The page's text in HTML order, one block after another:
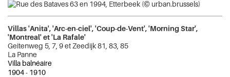
Villas 'Anita', 'Arc-en-ciel', 'Coup-de-Vent', 'Morning Star',
'Montreal' et 'La Rafale'
Geitenweg 5, 7, 9 et Zeedijk 81, 83, 85
La Panne
Villa balnéaire
1904- 1910